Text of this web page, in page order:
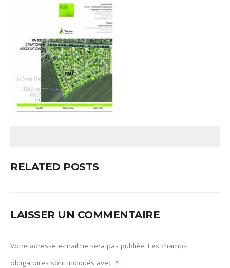
RELATED POSTS
LAISSER UN COMMENTAIRE
Votre adresse e-mail ne sera pas publiée. Les champs
obligatoires sont indiqués avec *